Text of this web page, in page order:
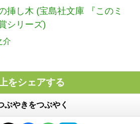
挿し木 (宝島社文庫 『このミ
シリーズ)
介
をシェアする
ぶやきをつぶやく